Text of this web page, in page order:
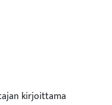
kirjoittama